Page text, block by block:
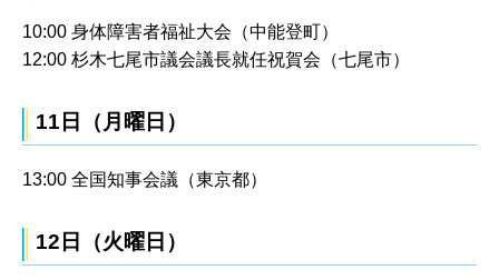
10:00 身体障害者福祉大会（中能登町）
12:00 杉木七尾市議会議長就任祝賀会（七尾市）
11日（月曜日）
13:00 全国知事会議（東京都）
12日（火曜日）